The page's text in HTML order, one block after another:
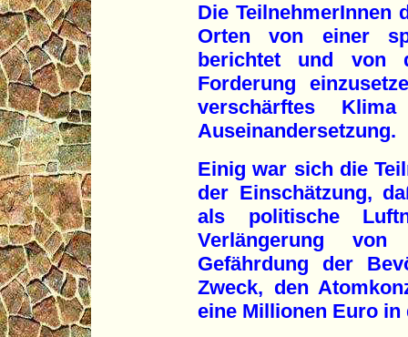
Die TeilnehmerInnen
Orten von einer
berichtet und von
Forderung
verschärftes
Auseinandersetzung.
Einig war sich die
der Einschätzung,
als politische
Verlängerung
Gefährdung der
Zweck, den
eine Millionen Euro in